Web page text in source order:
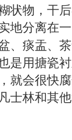
状物，干
地分离在
、痰盂、
是用搪瓷
就会很快
士林和其